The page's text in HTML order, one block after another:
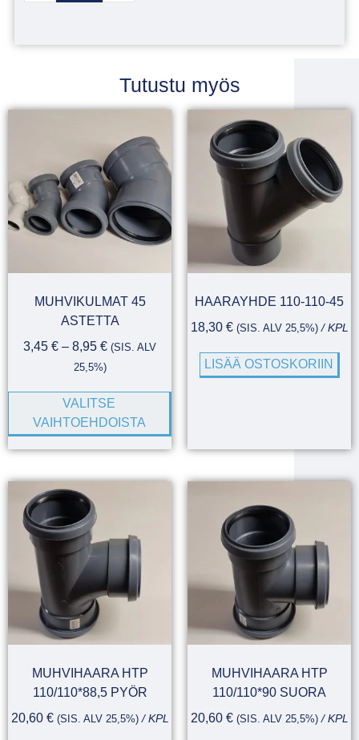
Tutustu myös
MUHVIKULMAT 45
ASTETTA
3,45 € – 8,95 € (SIS. ALV
25,5%)
VALITSE
VAIHTOEHDOISTA
HAARAYHDE 110-110-45
18,30 € (SIS. ALV 25,5%)/ KPL
LISÄÄ OSTOSKORIIN
MUHVIHAARA HTP
110/110*88,5 PYÖR
20,60 € (SIS. ALV 25,5%)/ KPL
MUHVIHAARA HTP
110/110*90 SUORA
20,60 € (SIS. ALV 25,5%)/ KPL